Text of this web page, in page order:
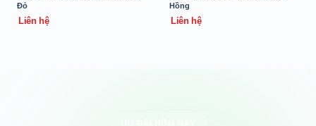
Đỏ
Liên hệ
Hồng
Liên hệ